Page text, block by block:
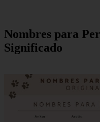
Nombres para
Significado